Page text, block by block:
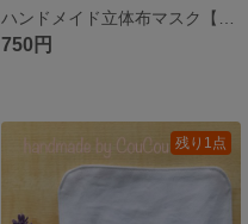
750円
残り1点